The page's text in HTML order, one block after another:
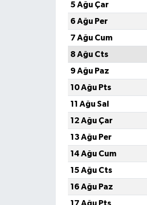
5 Ağu Çar
6 Ağu Per
7 Ağu Cum
8 Ağu Cts
9 Ağu Paz
10 Ağu Pts
11 Ağu Sal
12 Ağu Çar
13 Ağu Per
14 Ağu Cum
15 Ağu Cts
16 Ağu Paz